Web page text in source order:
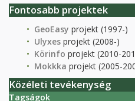
Fontosabb projektek
GeoEasy projekt (1997-)
Ulyxes projekt (2008-)
Körinfo projekt (2010-
Mokkka projekt (2005-
Közéleti tevékenység
Tagságok